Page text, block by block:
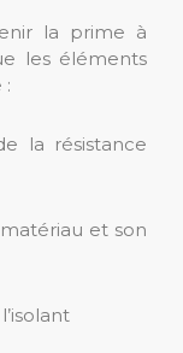
la prime à
les éléments
:
résistance
et son